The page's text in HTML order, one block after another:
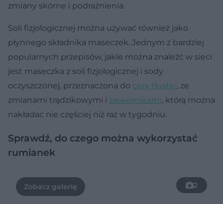
zmiany skórne i podrażnienia.
Soli fizjologicznej można używać również jako
płynnego składnika maseczek. Jednym z bardziej
popularnych przepisów, jakie można znaleźć w sieci
jest maseczka z soli fizjologicznej i sody
oczyszczonej, przeznaczona do cery tłustej, ze
zmianami trądzikowymi i zaskórnikami, którą można
nakładać nie częściej niż raz w tygodniu.
Sprawdź, do czego można wykorzystać
rumianek
2